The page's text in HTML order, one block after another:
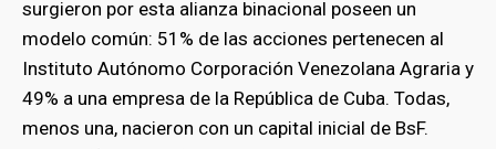
surgieron por esta alianza binacional poseen un
modelo común: 51% de las acciones pertenecen al
Instituto Autónomo Corporación Venezolana Agraria y
49% a una empresa de la República de Cuba. Todas,
menos una, nacieron con un capital inicial de BsF.